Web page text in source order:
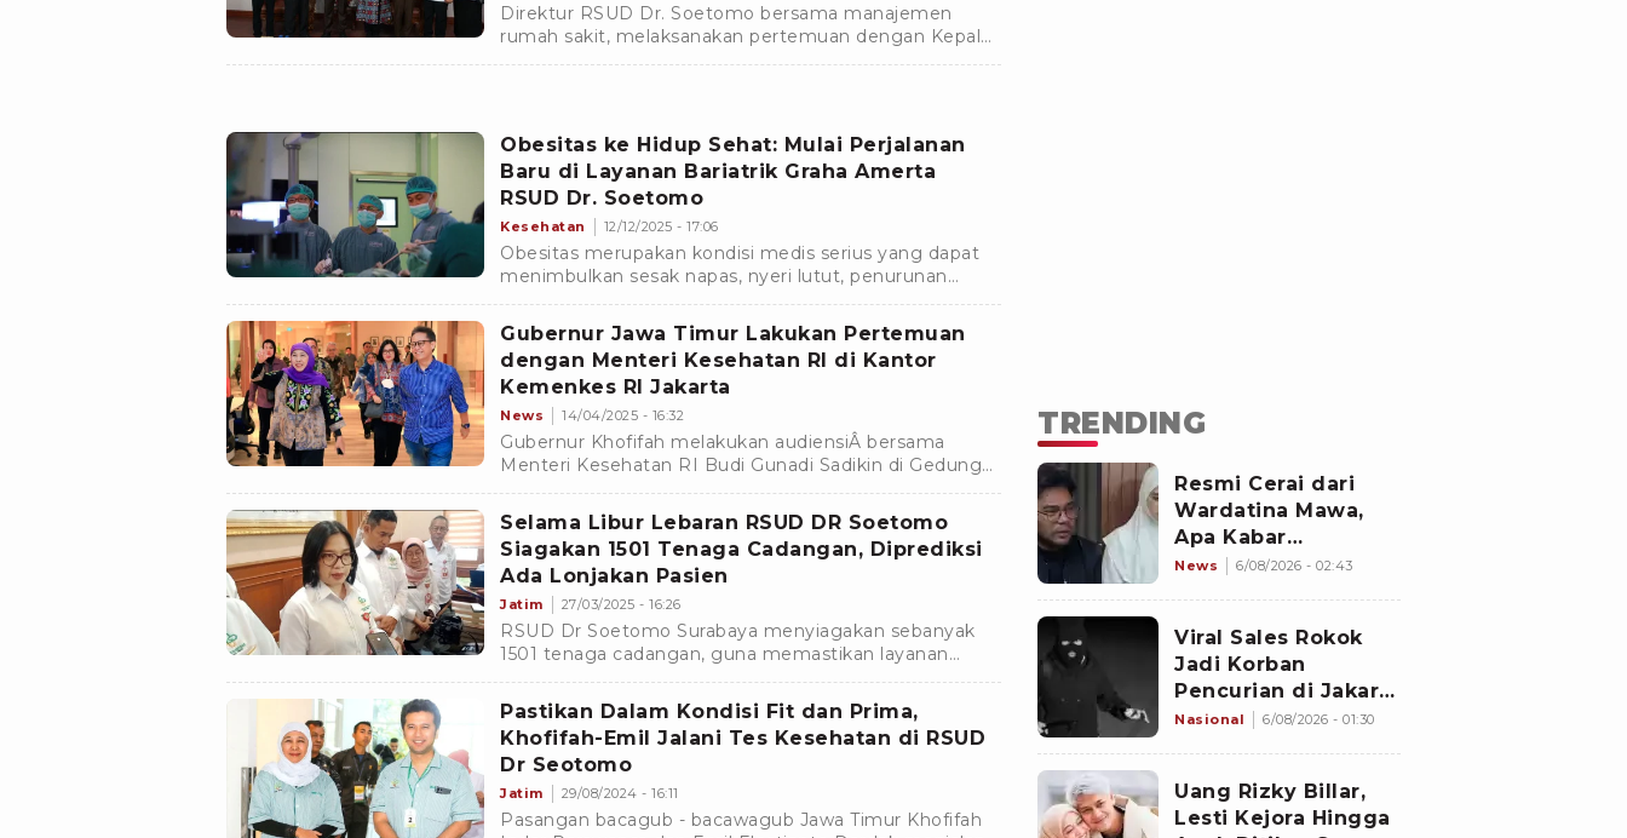
Direktur RSUD Dr. Soetomo bersama manajemen
rumah sakit, melaksanakan pertemuan dengan Kepala
Kejaksaan Tinggi Jatim beserta tim, di Kantor Kejati
Obesitas ke Hidup Sehat: Mulai Perjalanan
Baru di Layanan Bariatrik Graha Amerta
RSUD Dr. Soetomo
Kesehatan 12/12/2025 - 17:06
Obesitas merupakan kondisi medis serius yang dapat
menimbulkan sesak napas, nyeri lutut, penurunan
kepercayaan diri, hingga risiko diabetes dan penyakit
jantung
Gubernur Jawa Timur Lakukan Pertemuan
dengan Menteri Kesehatan RI di Kantor
Kemenkes RI Jakarta
News 14/04/2025 - 16:32
Gubernur Khofifah melakukan audiensiÂ bersama
Menteri Kesehatan RI Budi Gunadi Sadikin di Gedung
Adhyatma, Kantor KementerianÂ Kesehatan RI di
Jakarta
Selama Libur Lebaran RSUD DR Soetomo
Siagakan 1501 Tenaga Cadangan, Diprediksi
Ada Lonjakan Pasien
Jatim 27/03/2025 - 16:26
RSUD Dr Soetomo Surabaya menyiagakan sebanyak
1501 tenaga cadangan, guna memastikan layanan
kesehatan tetap optimal selama libur lebaran 2025
Pastikan Dalam Kondisi Fit dan Prima,
Khofifah-Emil Jalani Tes Kesehatan di RSUD
Dr Seotomo
Jatim 29/08/2024 - 16:11
Pasangan bacagub - bacawagub Jawa Timur Khofifah
TRENDING
Resmi Cerai dari
Wardatina Mawa,
Apa Kabar
Hubungan Asmara
News 6/08/2026 - 02:43
Viral Sales Rokok
Jadi Korban
Pencurian di Jakarta
Barat, Sejumlah
Nasional 6/08/2026 - 01:30
Uang Rizky Billar,
Lesti Kejora Hingga